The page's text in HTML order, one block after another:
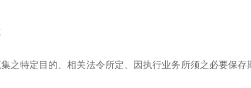
之特定目的、相关法令所定、因执行业务所须之必要保